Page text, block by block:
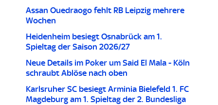
Assan Ouedraogo fehlt RB Leipzig mehrere
Wochen
Heidenheim besiegt Osnabrück am 1.
Spieltag der Saison 2026/27
Neue Details im Poker um Said El Mala - Köln
schraubt Ablöse nach oben
Karlsruher SC besiegt Arminia Bielefeld 1. FC
Magdeburg am 1. Spieltag der 2. Bundesliga